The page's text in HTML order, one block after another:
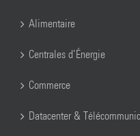
Alimentaire
Centrales d’Énergie
Commerce
Datacenter &